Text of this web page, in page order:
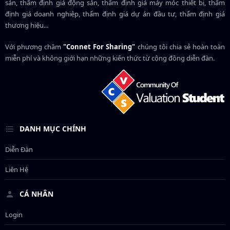
sản, thẩm định giá động sản, thẩm định giá máy móc thiết bị, thẩm
định giá doanh nghiệp, thẩm định giá dự án đầu tư, thẩm định giá
thương hiệu...
Với phương châm"Connet For Sharing" chúng tôi chia sẻ hoàn toàn
miễn phí và không giới hạn những kiến thức từ cộng đồng diễn đàn.
DANH MỤC CHÍNH
Diễn Đàn
Liên Hệ
CÁ NHÂN
Login